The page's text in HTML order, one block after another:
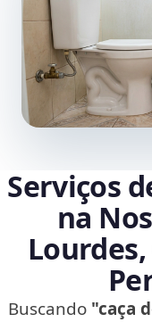
Serviços
na
Lourdes,
Buscando "caça